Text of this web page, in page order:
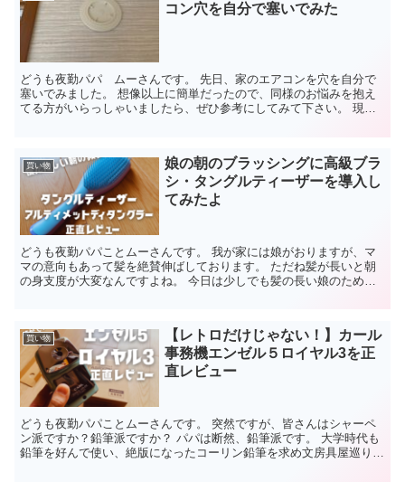
コン穴を自分で塞いでみた
どうも夜勤パパ ムーさんです。 先日、家のエアコンを穴を自分で
塞いでみました。 想像以上に簡単だったので、同様のお悩みを抱え
てる方がいらっしゃいましたら、ぜひ参考にしてみて下さい。 現状
買い物
娘の朝のブラッシングに高級ブラ
シ・タングルティーザーを導入し
てみたよ
どうも夜勤パパことムーさんです。 我が家には娘がおりますが、マ
マの意向もあって髪を絶賛伸ばしております。 ただね髪が長いと朝
の身支度が大変なんですよね。 今日は少しでも髪の長い娘のために
買い物
【レトロだけじゃない！】カール
事務機エンゼル５ロイヤル3を正
直レビュー
どうも夜勤パパことムーさんです。 突然ですが、皆さんはシャーペ
ン派ですか？鉛筆派ですか？ パパは断然、鉛筆派です。 大学時代も
鉛筆を好んで使い、絶版になったコーリン鉛筆を求め文房具屋巡りな